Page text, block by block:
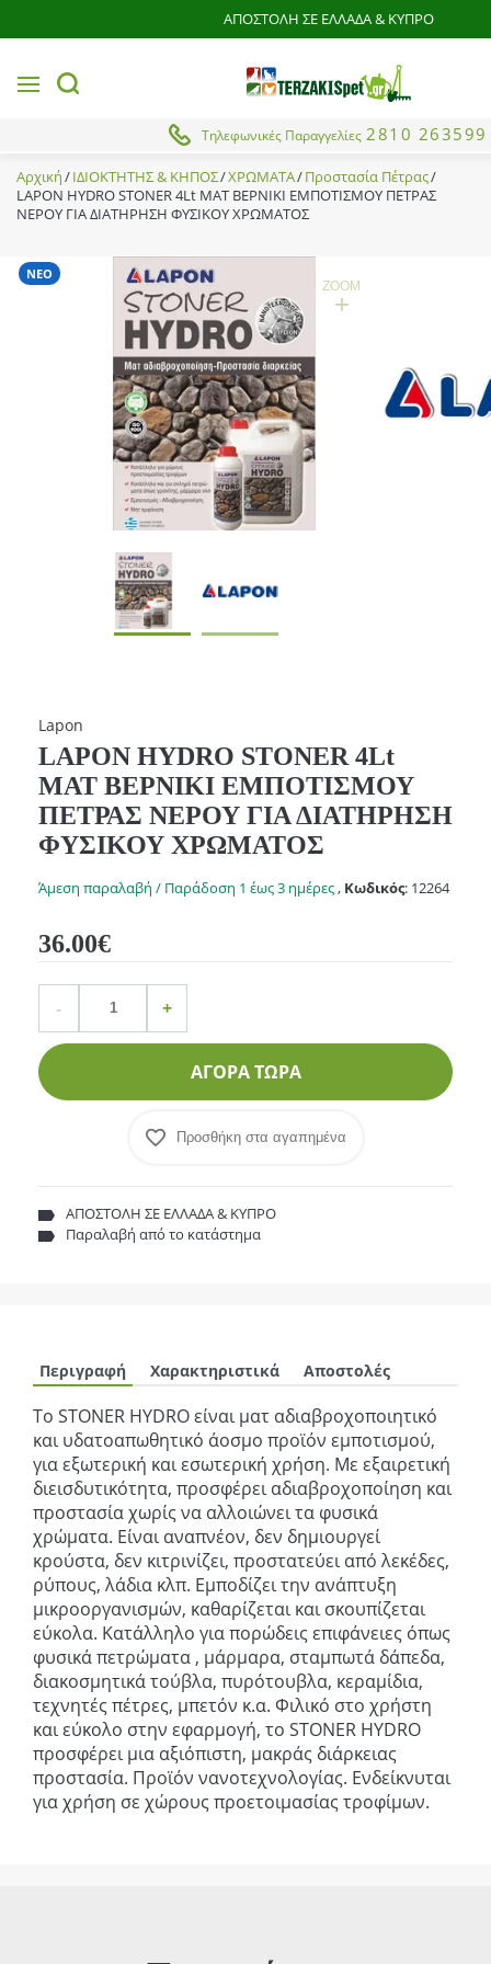
ΑΠΟΣΤΟΛΗ ΣΕ ΕΛΛΑΔΑ & ΚΥΠΡΟ
Τηλεφωνικές Παραγγελίες 2810 263599
MENUbutton.search
Αρχική ΙΔΙΟΚΤΗΤΗΣ & ΚΗΠΟΣ ΧΡΩΜΑΤΑ Προστασία Πέτρας
LAPON HYDRO STONER 4Lt ΜΑΤ ΒΕΡΝΙΚΙ ΕΜΠΟΤΙΣΜΟΥ ΠΕΤΡΑΣ
ΝΕΡΟΥ ΓΙΑ ΔΙΑΤΗΡΗΣΗ ΦΥΣΙΚΟΥ ΧΡΩΜΑΤΟΣ
ΝΕΟ
ZOOM
+
Lapon
LAPON HYDRO STONER 4Lt
ΜΑΤ ΒΕΡΝΙΚΙ ΕΜΠΟΤΙΣΜΟΥ
ΠΕΤΡΑΣ ΝΕΡΟΥ ΓΙΑ ΔΙΑΤΗΡΗΣΗ
ΦΥΣΙΚΟΥ ΧΡΩΜΑΤΟΣ
Άμεση παραλαβή / Παράδοση 1 έως 3 ημέρες , Κωδικός: 12264
36.00€
Ποσότητα
-product.increase.quantity
+product.decrease.quantity
ΑΓΟΡΑ ΤΩΡΑ
Προσθήκη στα αγαπημένα
ΑΠΟΣΤΟΛΗ ΣΕ ΕΛΛΑΔΑ & ΚΥΠΡΟ
Παραλαβή από το κατάστημα
Περιγραφή Χαρακτηριστικά Αποστολές
Το STONER HYDRO είναι ματ αδιαβροχοποιητικό
και υδατοαπωθητικό άοσμο προϊόν εμποτισμού,
για εξωτερική και εσωτερική χρήση. Με εξαιρετική
διεισδυτικότητα, προσφέρει αδιαβροχοποίηση και
προστασία χωρίς να αλλοιώνει τα φυσικά
χρώματα. Είναι αναπνέον, δεν δημιουργεί
κρούστα, δεν κιτρινίζει, προστατεύει από λεκέδες,
ρύπους, λάδια κλπ. Εμποδίζει την ανάπτυξη
μικροοργανισμών, καθαρίζεται και σκουπίζεται
εύκολα. Κατάλληλο για πορώδεις επιφάνειες όπως
φυσικά πετρώματα , μάρμαρα, σταμπωτά δάπεδα,
διακοσμητικά τούβλα, πυρότουβλα, κεραμίδια,
τεχνητές πέτρες, μπετόν κ.α. Φιλικό στο χρήστη
και εύκολο στην εφαρμογή, το STONER HYDRO
προσφέρει μια αξιόπιστη, μακράς διάρκειας
προστασία. Προϊόν νανοτεχνολογίας. Ενδείκνυται
για χρήση σε χώρους προετοιμασίας τροφίμων.